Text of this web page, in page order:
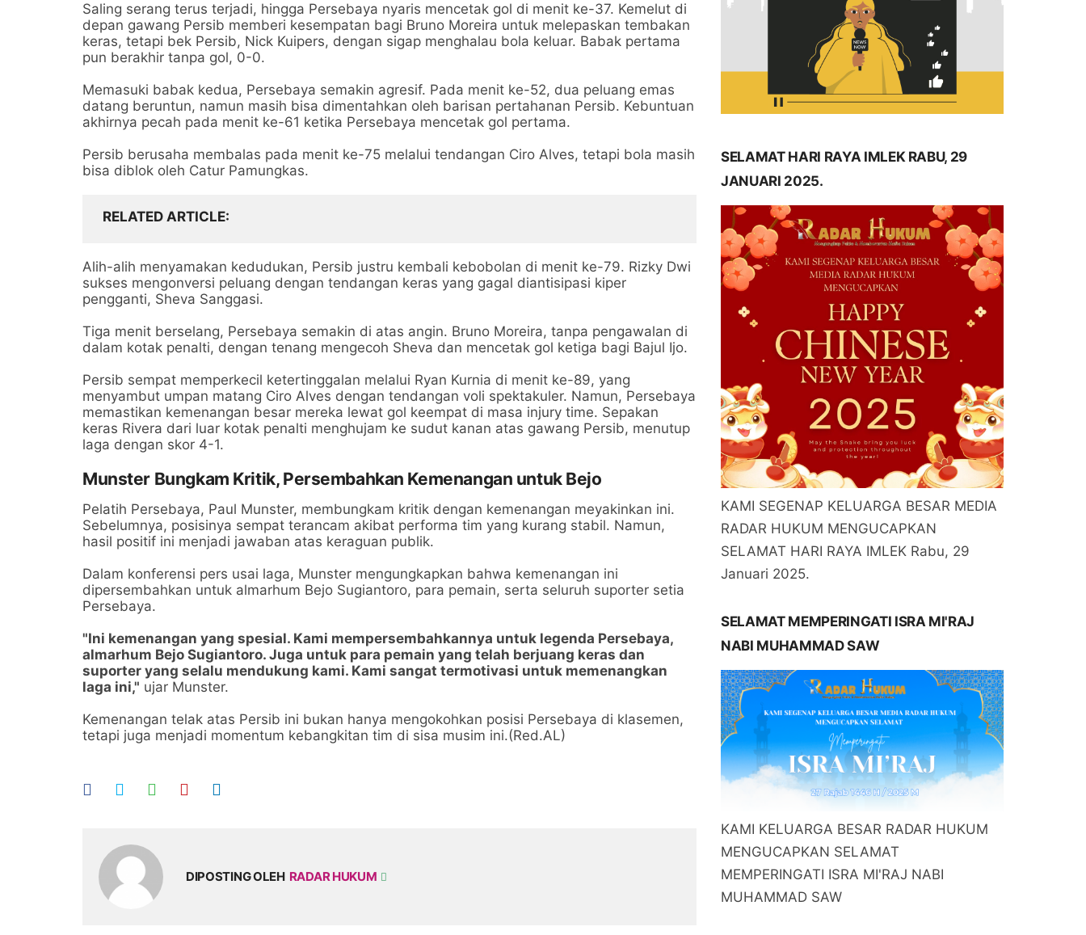
Saling serang terus terjadi, hingga Persebaya nyaris mencetak gol di menit ke-37. Kemelut di
depan gawang Persib memberi kesempatan bagi Bruno Moreira untuk melepaskan tembakan
keras, tetapi bek Persib, Nick Kuipers, dengan sigap menghalau bola keluar. Babak pertama
pun berakhir tanpa gol, 0-0.
Memasuki babak kedua, Persebaya semakin agresif. Pada menit ke-52, dua peluang emas
datang beruntun, namun masih bisa dimentahkan oleh barisan pertahanan Persib. Kebuntuan
akhirnya pecah pada menit ke-61 ketika Persebaya mencetak gol pertama.
Persib berusaha membalas pada menit ke-75 melalui tendangan Ciro Alves, tetapi bola masih
bisa diblok oleh Catur Pamungkas.
RELATED ARTICLE
Alih-alih menyamakan kedudukan, Persib justru kembali kebobolan di menit ke-79. Rizky Dwi
sukses mengonversi peluang dengan tendangan keras yang gagal diantisipasi kiper
pengganti, Sheva Sanggasi.
Tiga menit berselang, Persebaya semakin di atas angin. Bruno Moreira, tanpa pengawalan di
dalam kotak penalti, dengan tenang mengecoh Sheva dan mencetak gol ketiga bagi Bajul Ijo.
Persib sempat memperkecil ketertinggalan melalui Ryan Kurnia di menit ke-89, yang
menyambut umpan matang Ciro Alves dengan tendangan voli spektakuler. Namun, Persebaya
memastikan kemenangan besar mereka lewat gol keempat di masa injury time. Sepakan
keras Rivera dari luar kotak penalti menghujam ke sudut kanan atas gawang Persib, menutup
laga dengan skor 4-1.
Munster Bungkam Kritik, Persembahkan Kemenangan untuk Bejo
Pelatih Persebaya, Paul Munster, membungkam kritik dengan kemenangan meyakinkan ini.
Sebelumnya, posisinya sempat terancam akibat performa tim yang kurang stabil. Namun,
hasil positif ini menjadi jawaban atas keraguan publik.
Dalam konferensi pers usai laga, Munster mengungkapkan bahwa kemenangan ini
dipersembahkan untuk almarhum Bejo Sugiantoro, para pemain, serta seluruh suporter setia
Persebaya.
"Ini kemenangan yang spesial. Kami mempersembahkannya untuk legenda Persebaya,
almarhum Bejo Sugiantoro. Juga untuk para pemain yang telah berjuang keras dan
suporter yang selalu mendukung kami. Kami sangat termotivasi untuk memenangkan
laga ini," ujar Munster.
Kemenangan telak atas Persib ini bukan hanya mengokohkan posisi Persebaya di klasemen,
tetapi juga menjadi momentum kebangkitan tim di sisa musim ini.(Red.AL)
DIPOSTING OLEH RADAR HUKUM
SELAMAT HARI RAYA IMLEK RABU, 29
JANUARI 2025.
KAMI SEGENAP KELUARGA BESAR MEDIA
RADAR HUKUM MENGUCAPKAN
SELAMAT HARI RAYA IMLEK Rabu, 29
Januari 2025.
SELAMAT MEMPERINGATI ISRA MI'RAJ
NABI MUHAMMAD SAW
KAMI KELUARGA BESAR RADAR HUKUM
MENGUCAPKAN SELAMAT
MEMPERINGATI ISRA MI'RAJ NABI
MUHAMMAD SAW